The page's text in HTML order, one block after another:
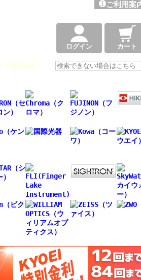
ご利用案
ログイン カート
太陽望遠鏡